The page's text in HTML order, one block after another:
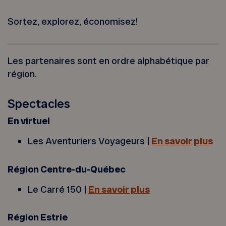
Sortez, explorez, économisez!
Les partenaires sont en ordre alphabétique par
région.
Spectacles
En virtuel
Les Aventuriers Voyageurs | En savoir plus
Région Centre-du-Québec
Le Carré 150 | En savoir plus
Région Estrie